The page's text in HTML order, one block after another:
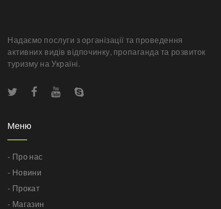
Надаємо послуги з організації та проведення
активних видів відпочинку, пропаганда та розвиток
туризму на Україні.
Меню
- Про нас
- Новини
- Прокат
- Магазин